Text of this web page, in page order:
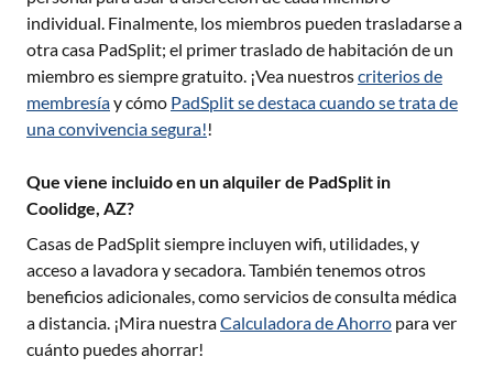
individual. Finalmente, los miembros pueden trasladarse a
otra casa PadSplit; el primer traslado de habitación de un
miembro es siempre gratuito. ¡Vea nuestroscriterios de
membresíay cómo PadSplit se destaca cuando se trata de
una convivencia segura!!
Que viene incluido en un alquiler de PadSplit in
Coolidge, AZ?
Casas de PadSplit siempre incluyen wifi, utilidades, y
acceso a lavadora y secadora. También tenemos otros
beneficios adicionales, como servicios de consulta médica
a distancia. ¡Mira nuestraCalculadora de Ahorro para ver
cuánto puedes ahorrar!